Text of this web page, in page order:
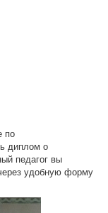
по
диплом о
педагог вы
удобную форму